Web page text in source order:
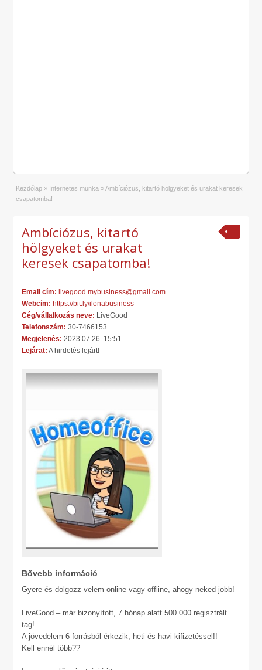
Kezdőlap » Internetes munka » Ambíciózus, kitartó hölgyeket és urakat keresek
csapatomba!
Ambíciózus, kitartó
hölgyeket és urakat
keresek csapatomba!
Email cím: livegood.mybusiness@gmail.com
Webcím: https://bit.ly/ilonabusiness
Cég/vállalkozás neve: LiveGood
Telefonszám: 30-7466153
Megjelenés: 2023.07.26. 15:51
Lejárat: A hirdetés lejárt!
Bővebb információ
Gyere és dolgozz velem online vagy offline, ahogy neked jobb!
LiveGood – már bizonyított, 7 hónap alatt 500.000 regisztrált
tag!
A jövedelem 6 forrásból érkezik, heti és havi kifizetéssel!!
Kell ennél több??